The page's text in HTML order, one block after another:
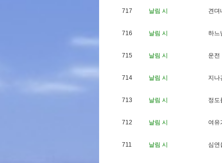
717 날림 시 견 뎌
716 날림 시 하느
715 날림 시 운전
714 날림 시 지 나
713 날림 시 정도
712 날림 시 여 유
711 날림 시 심 연